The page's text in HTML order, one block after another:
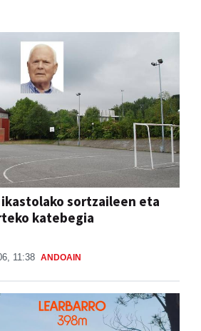
sortzaileen eta
katebegia
11:38 ANDOAIN